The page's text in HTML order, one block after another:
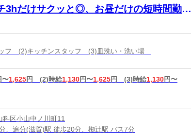
3hだけサクッと◎、お昼だけの短時間勤務
フ (2)キッチンスタッフ (3)皿洗い・洗い場
〜1,625円 (2)時給1,130円〜1,625円 (3)時給1,130円〜
科区小山中ノ川町11
、追分(滋賀)駅 徒歩20分、椥辻駅 バス7分